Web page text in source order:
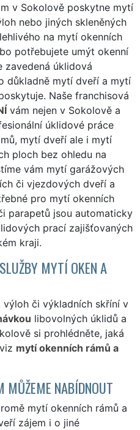
v Sokolově poskytne mytí
nebo jiných skleněných
na mytí okenních
potřebujete umýt okenní
zavedená úklidová
důkladně mytí dveří a mytí
Naše franchisová
vám nejen v Sokolově a
úklidové práce
mytí dveří ale i mytí
ploch bez ohledu na
vám mytí garážových
či vjezdových dveří a
pro mytí okenních
parapetů jsou automaticky
prací zajišťovaných
kraji.
MYTÍ OKEN A
či výkladních skříní v
libovolných úklidů a
si prohlédněte, jaká
mytí okenních rámů a
MŮŽEME NABÍDNOUT
mytí okenních rámů a
zájem i o jiné